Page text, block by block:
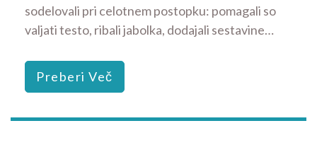
sodelovali pri celotnem postopku: pomagali so
valjati testo, ribali jabolka, dodajali sestavine…
Preberi Več